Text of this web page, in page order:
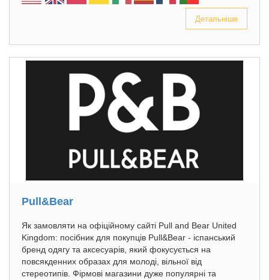
Детальніше
Pull&Bear
Як замовляти на офіційному сайті Pull and Bear United
Kingdom: посібник для покупців Pull&Bear - іспанський
бренд одягу та аксесуарів, який фокусується на
повсякденних образах для молоді, вільної від
стереотипів. Фірмові магазини дуже популярні та